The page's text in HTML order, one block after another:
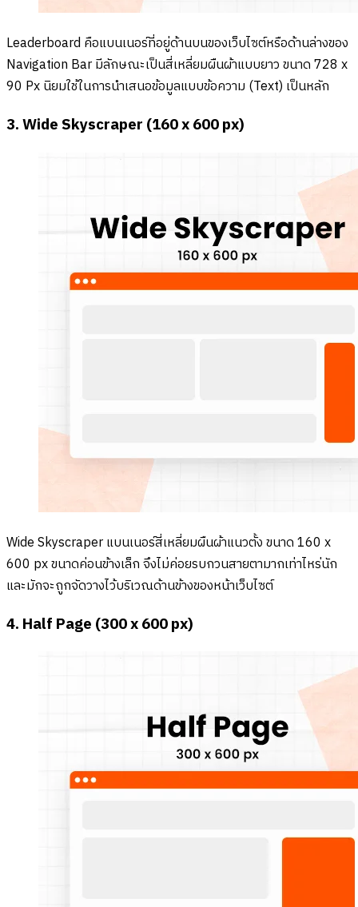
Leaderboard คือแบนเนอร์ที่อยู่ด้านบนของเว็บไซต์หรือด้านล่างของ
Navigation Bar มีลักษณะเป็นสี่เหลี่ยมผืนผ้าแบบยาว ขนาด 728 x
90 Px นิยมใช้ในการนำเสนอข้อมูลแบบข้อความ (Text) เป็นหลัก
3. Wide Skyscraper (160 x 600 px)
Wide Skyscraper แบนเนอร์สี่เหลี่ยมผืนผ้าแนวตั้ง ขนาด 160 x
600 px ขนาดค่อนข้างเล็ก จึงไม่ค่อยรบกวนสายตามากเท่าไหร่นัก
และมักจะถูกจัดวางไว้บริเวณด้านข้างของหน้าเว็บไซต์
4. Half Page (300 x 600 px)